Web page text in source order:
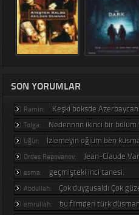
SON YORUMLAR
Ramin: Keşki boksde
Tolga: Nedennnn ikinci bir bölüm
Uğur: İzlemeyin oğlum ben
Ordes Repovanov: Jean-Claude
esma: geçmişteki inci tanesi.
Abdullah: Çok duygusaldı Çok
emrullah: bu filmden türk